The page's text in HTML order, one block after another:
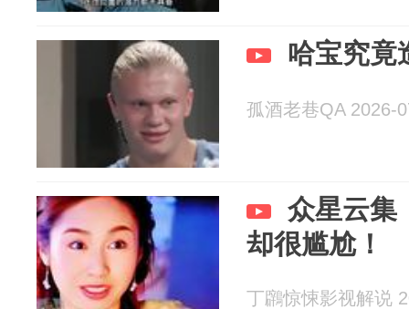
哈宝究竟
孤酒老巷QA 2026-
众星云集
却很尴尬！
丁鸊惊悚影视解说